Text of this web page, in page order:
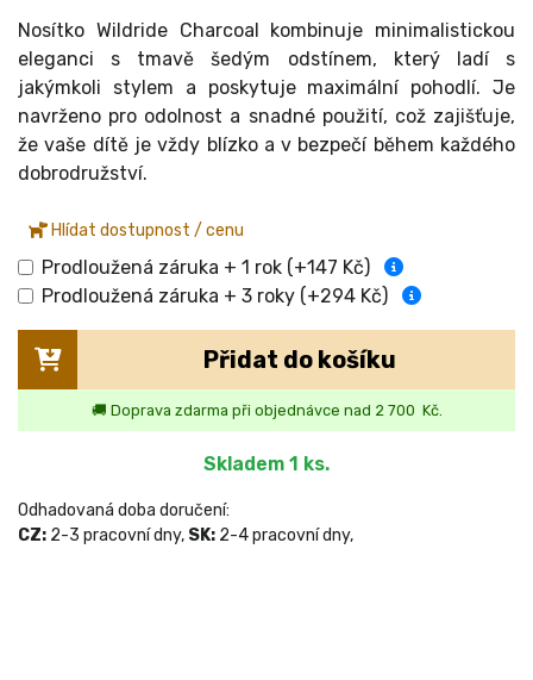
Hlídat dostupnost / cenu
Prodloužená záruka + 1 rok (+147 Kč)
Prodloužená záruka + 3 roky (+294 Kč)
🚚 Doprava zdarma při objednávce nad 2 700 Kč.
Skladem1 ks.
Odhadovaná doba doručení:
CZ:2-3 pracovní dny SK: 2-4 pracovní dny,